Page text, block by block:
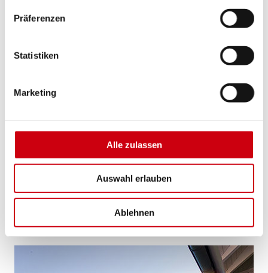
Präferenzen
Statistiken
Marketing
Alle zulassen
Auswahl erlauben
Ablehnen
Pergola-Markise P40 WeatherEdition